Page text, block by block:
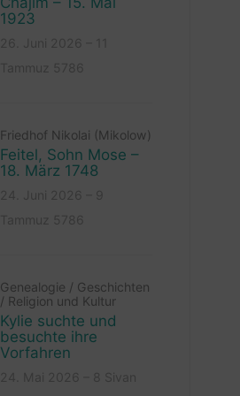
1923
Friedhof Nikolai (Mikolow)
Feitel, Sohn Mose –
18. März 1748
Genealogie / Geschichten
/ Religion und Kultur
Kylie suchte und
besuchte ihre
Vorfahren